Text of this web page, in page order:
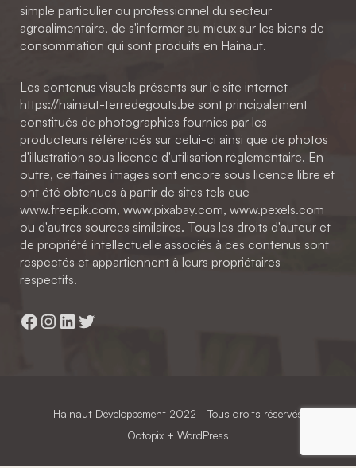
simple particulier ou professionnel du secteur
agroalimentaire, de s'informer au mieux sur les biens de
consommation qui sont produits en Hainaut.
Les contenus visuels présents sur le site internet
https://hainaut-terredegouts.be sont principalement
constitués de photographies fournies par les
producteurs référencés sur celui-ci ainsi que de photos
d'illustration sous licence d'utilisation réglementaire. En
outre, certaines images sont encore sous licence libre et
ont été obtenues à partir de sites tels que
www.freepik.com, www.pixabay.com, www.pexels.com
ou d'autres sources similaires. Tous les droits d'auteur et
de propriété intellectuelle associés à ces contenus sont
respectés et appartiennent à leurs propriétaires
respectifs.
Facebook
Instagram
LinkedIn
Twitter
Hainaut Développement 2022 - Tous droits réservés
Octopix + WordPress